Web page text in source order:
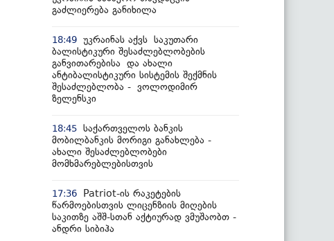
გაძლიერება განიხილა
18:49 უკრაინას აქვს საკუთარი
ბალისტიკური შესაძლებლობების
განვითარებისა და ახალი
ანტიბალისტიკური სისტემის შექმნის
შესაძლებლობა - ვოლოდიმირ
ზელენსკი
18:45 საქართველოს ბანკის
მობილბანკის მორიგი განახლება -
ახალი შესაძლებლობები
მომხმარებლებისთვის
17:36
Patriot-ის რაკეტების
წარმოებისთვის ლიცენზიის მიღების
საკითზე აშშ-სთან აქტიურად ვმუშაობთ -
ანდრი სიბიჰა